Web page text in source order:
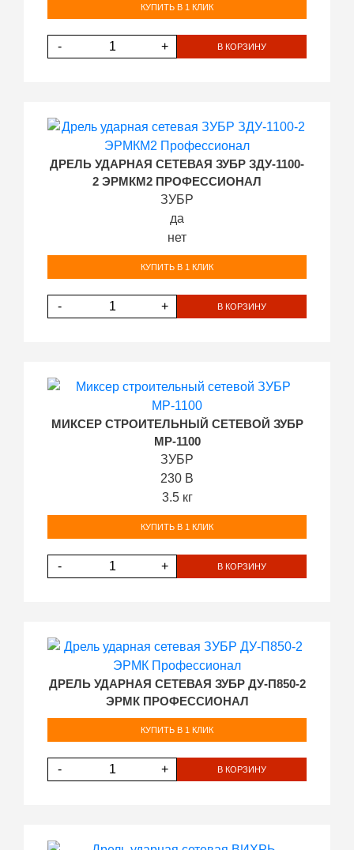
КУПИТЬ В 1 КЛИК
- + В КОРЗИНУ
ДРЕЛЬ УДАРНАЯ СЕТЕВАЯ ЗУБР ЗДУ-1100-
2 ЭРМКМ2 ПРОФЕССИОНАЛ
ЗУБР
да
нет
КУПИТЬ В 1 КЛИК
- + В КОРЗИНУ
МИКСЕР СТРОИТЕЛЬНЫЙ СЕТЕВОЙ ЗУБР
МР-1100
ЗУБР
230 В
3.5 кг
КУПИТЬ В 1 КЛИК
- + В КОРЗИНУ
ДРЕЛЬ УДАРНАЯ СЕТЕВАЯ ЗУБР ДУ-П850-2
ЭРМК ПРОФЕССИОНАЛ
КУПИТЬ В 1 КЛИК
- + В КОРЗИНУ